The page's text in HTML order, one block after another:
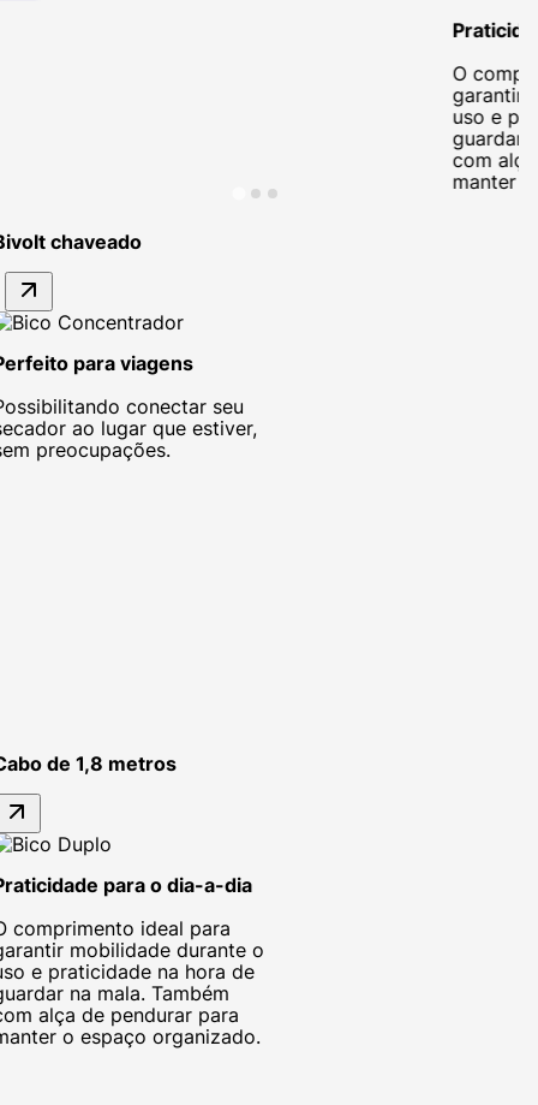
O
garantir
uso e
guardar
com
manter
chaveado
para viagens
conectar seu
ao lugar que estiver,
preocupações.
de 1,8 metros
para o dia-a-dia
comprimento ideal para
mobilidade durante o
e praticidade na hora de
na mala. Também
alça de pendurar para
o espaço organizado.